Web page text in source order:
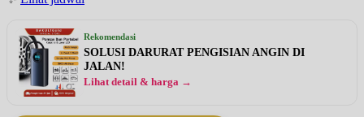
Rekomendasi
SOLUSI DARURAT PENGISIAN ANGIN DI
JALAN!
Lihat detail & harga →